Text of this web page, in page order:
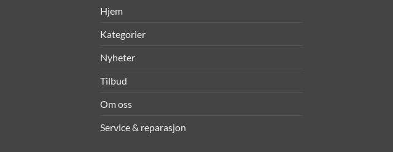
Hjem
Kategorier
Nyheter
Tilbud
Om oss
Service & reparasjon